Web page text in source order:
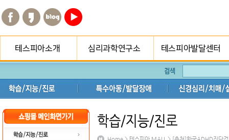
테스피아연혁
오시는길
함께하는 분들
종합심리검사/심리평가
프로그램
교육·치료프로그램
종합심리검사
지점게시판
라인검사 시작하기 특수아동/발달장애